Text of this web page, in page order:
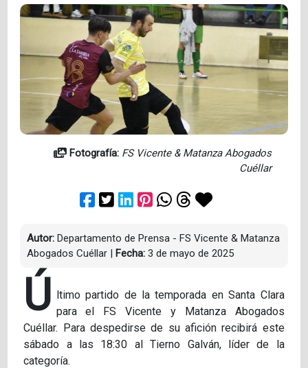
Fotografía: FS Vicente & Matanza Abogados
Cuéllar
Autor: Departamento de Prensa - FS Vicente & Matanza
Abogados Cuéllar | Fecha: 3 de mayo de 2025
Ú ltimo partido de la temporada en Santa Clara
para el FS Vicente y Matanza Abogados
Cuéllar. Para despedirse de su afición recibirá este
sábado a las 18:30 al Tierno Galván, líder de la
categoría.